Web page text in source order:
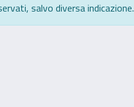
salvo diversa indicazione.